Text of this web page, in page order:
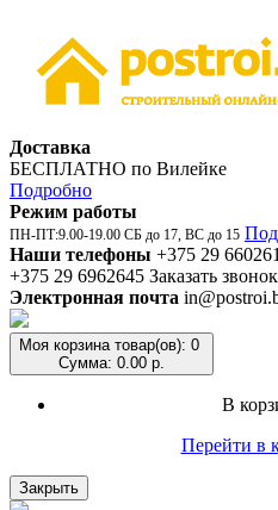
Доставка
БЕСПЛАТНО по Вилейке
Подробно
Режим работы
ПН-ПТ:9.00-19.00 СБ до 17, ВС до 15
Наши телефоны +375 29
+375 29 6962645 Заказать звонок
Электронная почта
Моя корзина товар(ов): 0
Сумма: 0.00 р.
В
Перейти в
Закрыть